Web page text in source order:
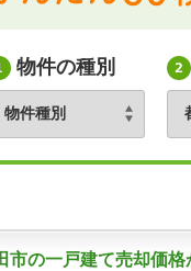
物件の種別
市の一戸建て売却価